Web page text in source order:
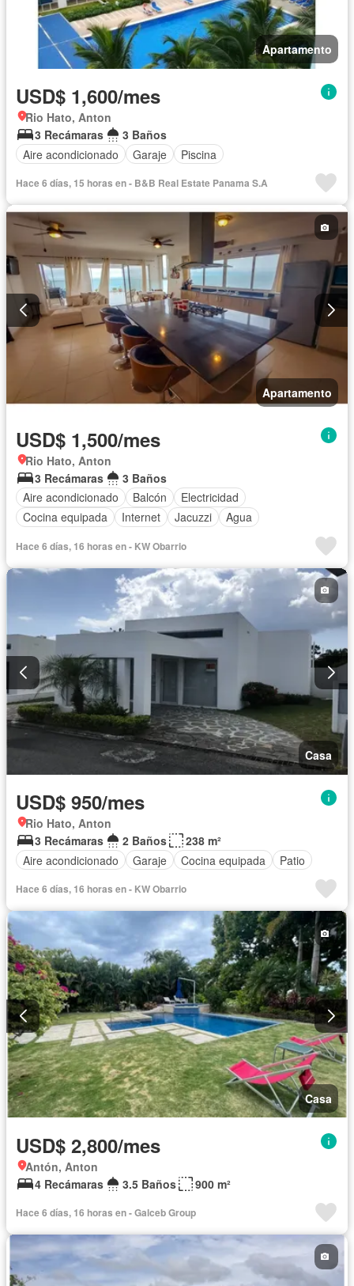
Apartamento
USD$ 1,600/mes
Rio Hato, Anton
3 Recámaras
3 Baños
Aire acondicionado
Garaje Piscina
Hace 6 días, 15 horas en - B&B Real Estate Panama S.A
Apartamento
USD$ 1,500/mes
Rio Hato, Anton
3 Recámaras
3 Baños
Aire acondicionado
Balcón
Electricidad
Cocina equipada
Internet Jacuzzi Agua
Hace 6 días, 16 horas en - KW Obarrio
Casa
USD$ 950/mes
Rio Hato, Anton
3 Recámaras
2 Baños
238 m²
Aire acondicionado
Garaje Cocina equipada Patio
Hace 6 días, 16 horas en - KW Obarrio
Casa
USD$ 2,800/mes
Antón, Anton
4 Recámaras
3.5 Baños 900 m²
Hace 6 días, 16 horas en - Galceb Group